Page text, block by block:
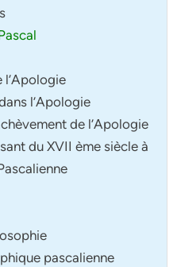
l’Apologie
l’Apologie
de l’Apologie
du XVII ème siècle à
pascalienne